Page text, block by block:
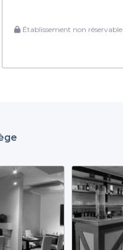
Établissement non réservable